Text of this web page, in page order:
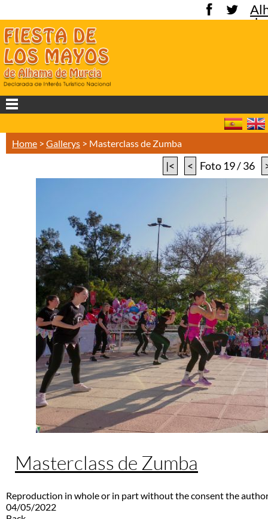
de
Home > Gallerys > Masterclass de Zumba
|< < Foto 19 / 36
Masterclass de Zumba
Reproduction in whole or in part without the consent the
04/05/2022